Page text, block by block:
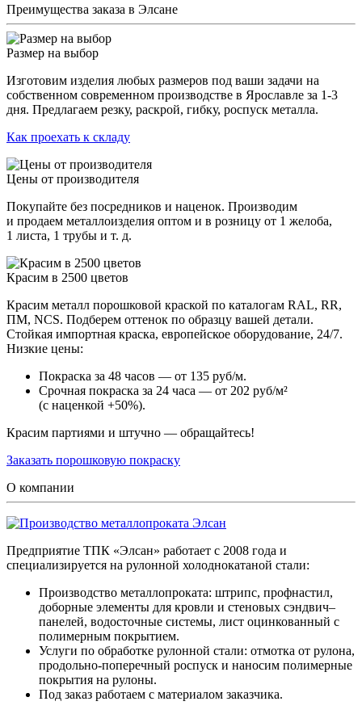
Преимущества заказа в Элсане
Размер на выбор
Изготовим изделия любых размеров под ваши задачи на
собственном современном производстве в Ярославле за 1-3
дня. Предлагаем резку, раскрой, гибку, роспуск металла.
Как проехать к складу
Цены от производителя
Покупайте без посредников и наценок. Производим
и продаем металлоизделия оптом и в розницу от 1 желоба,
1 листа, 1 трубы и т. д.
Красим в 2500 цветов
Красим металл порошковой краской по каталогам RAL, RR,
ПМ, NCS. Подберем оттенок по образцу вашей детали.
Стойкая импортная краска, европейское оборудование, 24/7.
Низкие цены:
Покраска за 48 часов — от 135 руб/м.
Срочная покраска за 24 часа — от 202 руб/м²
(с наценкой +50%).
Красим партиями и штучно — обращайтесь!
Заказать порошковую покраску
О компании
Предприятие ТПК «Элсан» работает с 2008 года и
специализируется на рулонной холоднокатаной стали:
Производство металлопроката: штрипс, профнастил,
доборные элементы для кровли и стеновых сэндвич–
панелей, водосточные системы, лист оцинкованный с
полимерным покрытием.
Услуги по обработке рулонной стали: отмотка от рулона,
продольно-поперечный роспуск и наносим полимерные
покрытия на рулоны.
Под заказ работаем с материалом заказчика.